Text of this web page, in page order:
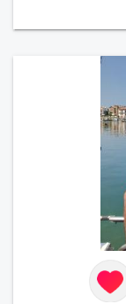
honnête et
moments de
une belle
écrire une
échanges
simplicité,
d'un café
laisser le